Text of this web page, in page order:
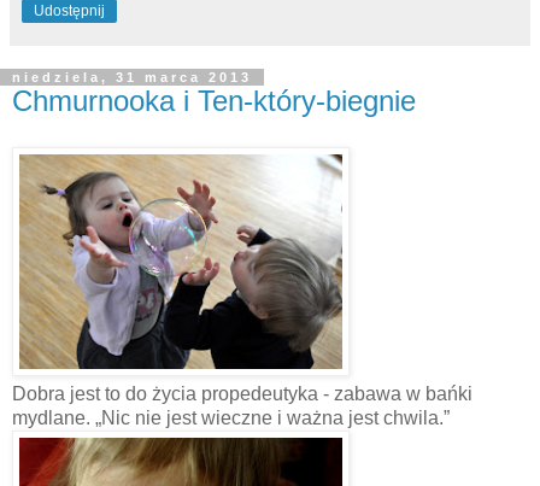
Udostępnij
niedziela, 31 marca 2013
Chmurnooka i Ten-który-biegnie
Dobra jest to do życia propedeutyka - zabawa w bańki
mydlane. „Nic nie jest wieczne i ważna jest chwila.”